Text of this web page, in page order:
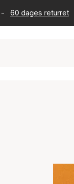
- 60 dages returret